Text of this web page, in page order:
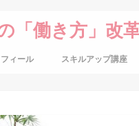
「働き方」改
ィール スキルアップ講座